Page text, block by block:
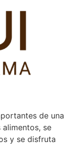
de una
se
y se disfruta